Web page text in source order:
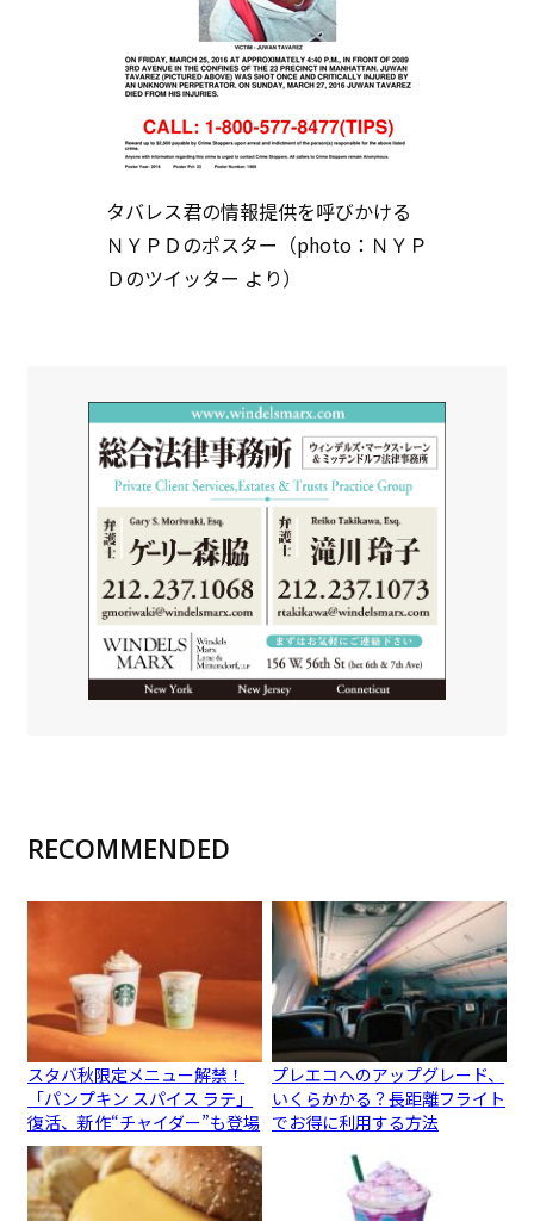
タバレス君の情報提供を呼びかける
ＮＹＰＤのポスター（photo：ＮＹＰ
Ｄのツイッター より）
RECOMMENDED
スタバ秋限定メニュー解禁！
「パンプキン スパイス ラテ」
復活、新作“チャイダー”も登場
プレエコへのアップグレード、
いくらかかる？長距離フライト
でお得に利用する方法